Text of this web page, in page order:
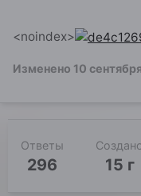
<noindex>
Изменено 10
Ответы
296 15 г